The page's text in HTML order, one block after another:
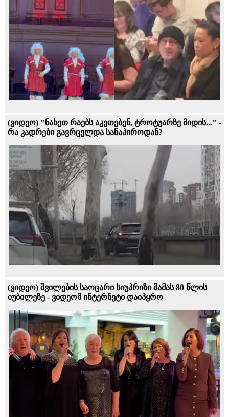
(ვიდეო) "ნახეთ რაებს აკეთებენ, ტროტუარზე მიდის..." -
რა კადრები გავრცელდა სანაპიროდან?
(ვიდეო) შვილების საოცარი სიუპრიზი მამას 80 წლის
იუბილეზე - ვიდეომ ინტერნეტი დაიპყრო